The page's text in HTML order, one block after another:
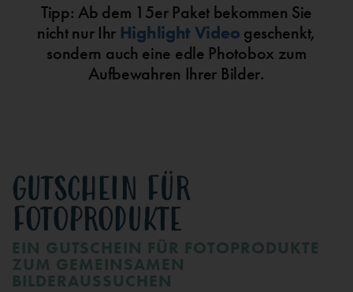
Tipp: Ab dem 15er Paket bekommen Sie
nicht nur Ihr Highlight Video geschenkt,
sondern auch eine edle Photobox zum
Aufbewahren Ihrer Bilder.
GUTSCHEIN FÜR
FOTOPRODUKTE​
EIN GUTSCHEIN FÜR FOTOPRODUKTE
ZUM GEMEINSAMEN
BILDERAUSSUCHEN​